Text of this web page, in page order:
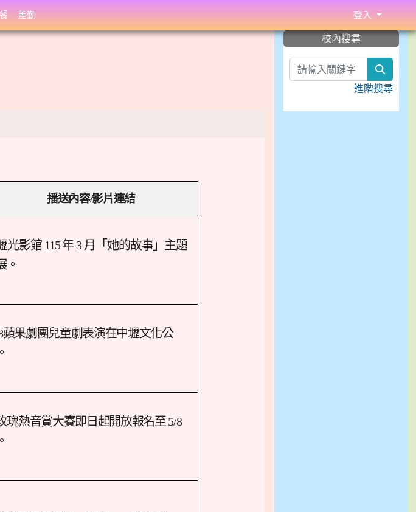
播送內容/影片連結
光影館 115 年 3 月「她的故事」主題
。
蘋果劇團兒童劇表演在中壢文化公
瑰熱音賞大賽即日起開放報名至 5/8
::: 校內搜尋
進階搜尋
差勤 登入